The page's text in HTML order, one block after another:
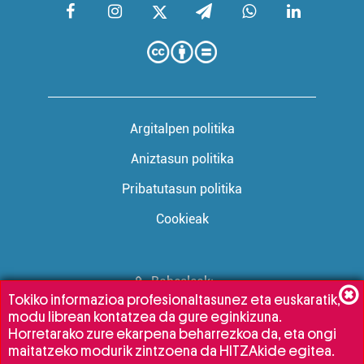
Argitalpen politika
Aniztasun politika
Pribatutasun politika
Cookieak
Babesleak:
Tokiko informazioa profesionaltasunez eta euskaratik,
modu librean kontatzea da gure eginkizuna.
Horretarako zure ekarpena beharrezkoa da, eta ongi
maitatzeko modurik zintzoena da HITZAkide egitea.